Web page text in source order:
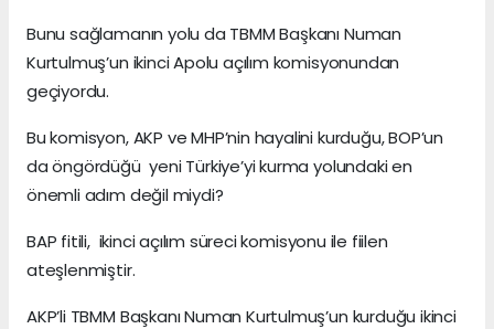
Bunu sağlamanın yolu da TBMM Başkanı Numan
Kurtulmuş’un ikinci Apolu açılım komisyonundan
geçiyordu.
Bu komisyon, AKP ve MHP’nin hayalini kurduğu, BOP’un
da öngördüğü yeni Türkiye’yi kurma yolundaki en
önemli adım değil miydi?
BAP fitili, ikinci açılım süreci komisyonu ile fiilen
ateşlenmiştir.
AKP’li TBMM Başkanı Numan Kurtulmuş’un kurduğu ikinci